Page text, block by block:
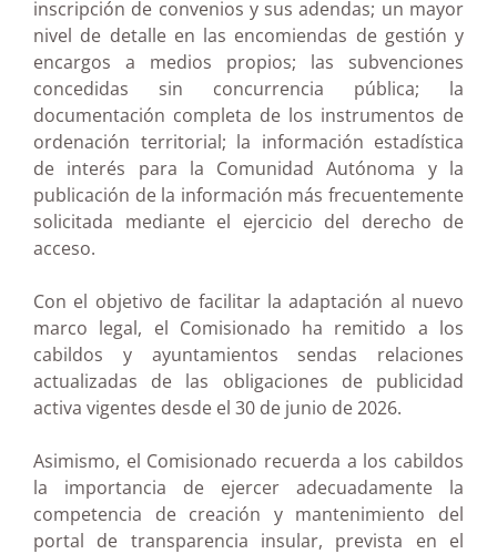
inscripción de convenios y sus adendas; un mayor
nivel de detalle en las encomiendas de gestión y
encargos a medios propios; las subvenciones
concedidas sin concurrencia pública; la
documentación completa de los instrumentos de
ordenación territorial; la información estadística
de interés para la Comunidad Autónoma y la
publicación de la información más frecuentemente
solicitada mediante el ejercicio del derecho de
acceso.
Con el objetivo de facilitar la adaptación al nuevo
marco legal, el Comisionado ha remitido a los
cabildos y ayuntamientos sendas relaciones
actualizadas de las obligaciones de publicidad
activa vigentes desde el 30 de junio de 2026.
Asimismo, el Comisionado recuerda a los cabildos
la importancia de ejercer adecuadamente la
competencia de creación y mantenimiento del
portal de transparencia insular, prevista en el